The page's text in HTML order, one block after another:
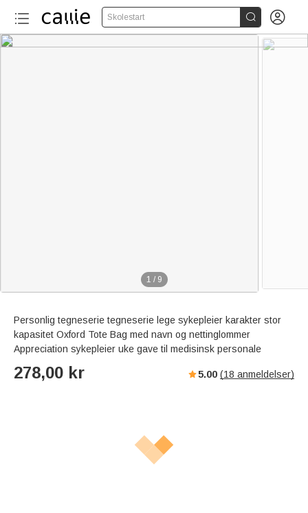
Skolestart  
1 / 9
Personlig tegneserie tegneserie lege sykepleier karakter stor
kapasitet Oxford Tote Bag med navn og nettinglommer
Appreciation sykepleier uke gave til medisinsk personale
278,00 kr 5.00 (18 anmeldelser)